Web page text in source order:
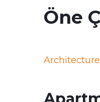
Öne
Architecture